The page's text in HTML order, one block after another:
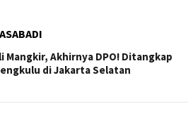
Mangkir, Akhirnya DPO! Ditangkap
di Jakarta Selatan